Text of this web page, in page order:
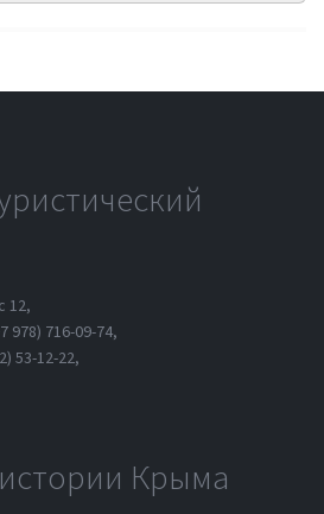
12,
978) 716-09-74,
53-12-22,
Крыма